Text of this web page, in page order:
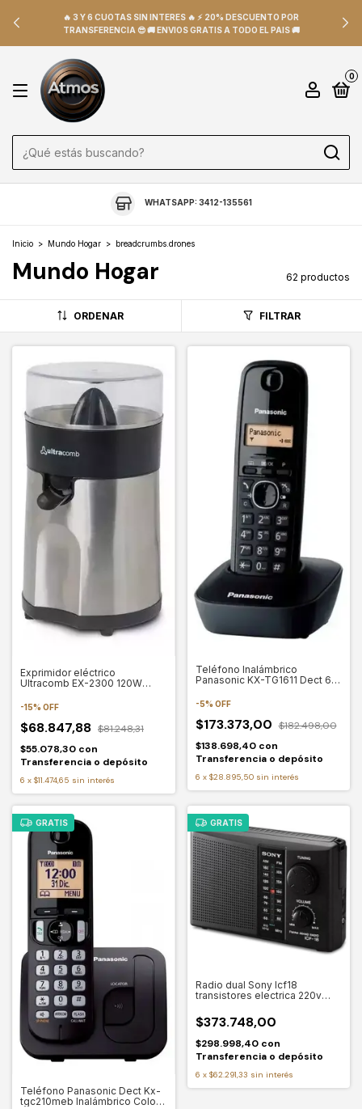
🔥 3 Y 6 CUOTAS SIN INTERES 🔥 ⚡ 20% DESCUENTO POR
TRANSFERENCIA 😎 🚚 ENVIOS GRATIS A TODO EL PAIS 🚚
0
WHATSAPP: 3412-135561
Inicio > Mundo Hogar > breadcrumbs.drones
Mundo Hogar 62 productos
ORDENAR FILTRAR
Exprimidor eléctrico
Ultracomb EX-2300 120W
-15% OFF
$68.847,88 $81.248,31
$55.078,30 con
Transferencia o depósito
6 x $11.474,65 sin interés
Teléfono Inalámbrico
Panasonic KX-TG1611 Dect 6.0
-5% OFF
$173.373,00 $182.498,00
$138.698,40 con
Transferencia o depósito
6 x $28.895,50 sin interés
GRATIS
Teléfono Panasonic Dect Kx-
tgc210meb Inalámbrico Color
GRATIS
Radio dual Sony Icf18
transistores electrica 220v
$373.748,00
$298.998,40 con
Transferencia o depósito
6 x $62.291,33 sin interés